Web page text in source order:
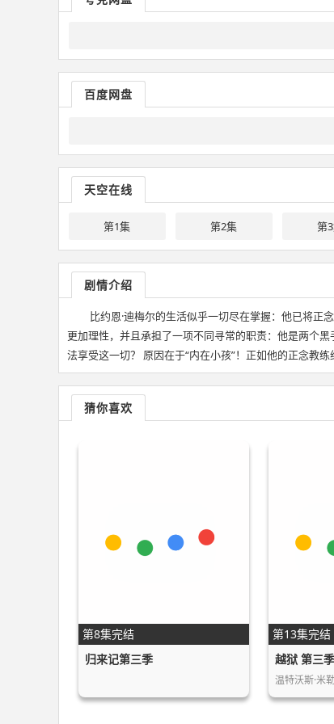
百度网盘
天空在线
第1集 第2集 第
剧情介绍
比约恩·迪梅尔的生活似乎一切尽在掌握：他已将
更加理性，并且承担了一项不同寻常的职责：他是两个
法享受这一切？ 原因在于“内在小孩”！正如他的正念教
猜你喜欢
第8集完结
归来记第三季
第13集完结
越狱 第三季